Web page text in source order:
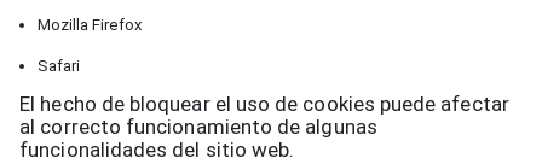
Mozilla Firefox
Safari
El hecho de bloquear el uso de cookies puede afectar
al correcto funcionamiento de algunas
funcionalidades del sitio web.